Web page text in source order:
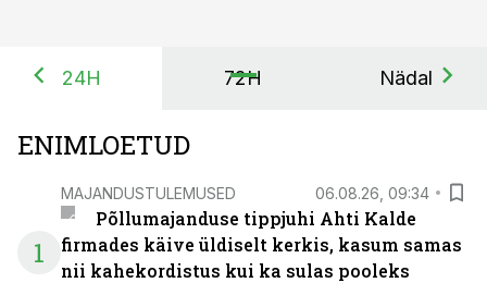
24H 72H Nädal
ENIMLOETUD
1
MAJANDUSTULEMUSED 06.08.26, 09:34
Põllumajanduse tippjuhi Ahti Kalde
firmades käive üldiselt kerkis, kasum samas
nii kahekordistus kui ka sulas pooleks